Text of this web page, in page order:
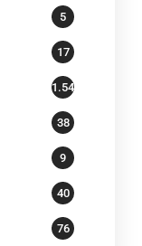
5
17
1.541
38
9
40
76